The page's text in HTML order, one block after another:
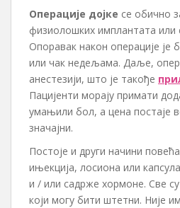
Операције дојке се обично
физиолошких имплантата или
Опоравак након операције је
или чак недељама. Даље,
анестезији, што је такође
Пацијенти морају примати
умањили бол, а цена постаје
значајни.
Постоје и други начини
ињекција, лосиона или
и / или садрже хормоне. Све
који могу бити штетни. Није